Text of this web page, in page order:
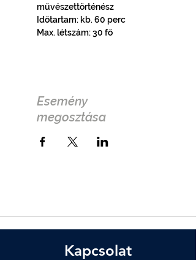
művészettörténész
Időtartam: kb. 60 perc
Max. létszám: 30 fő
Esemény
megosztása
Kapcsolat